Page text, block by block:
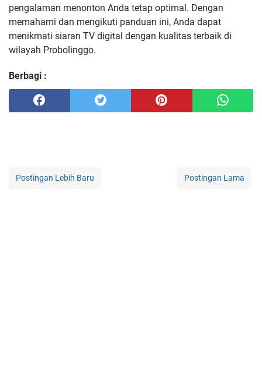
pengalaman menonton Anda tetap optimal. Dengan
memahami dan mengikuti panduan ini, Anda dapat
menikmati siaran TV digital dengan kualitas terbaik di
wilayah Probolinggo.
Berbagi :
Postingan Lebih Baru Postingan Lama